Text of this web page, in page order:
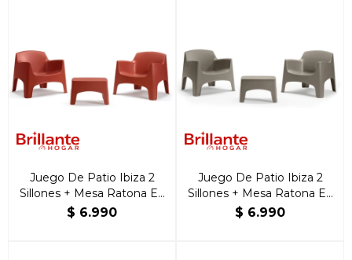
Juego De Patio Ibiza 2
Sillones + Mesa Ratona En
Resina Rojo Ladrillo
$ 6.990
Juego De Patio Ibiza 2
Sillones + Mesa Ratona En
Resina Taupé
$ 6.990